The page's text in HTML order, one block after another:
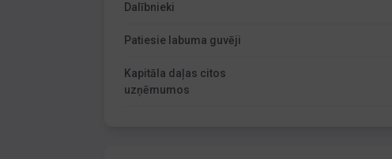
Dalībnieki
Patiesie labuma guvēji
Kapitāla daļas citos
uzņēmumos